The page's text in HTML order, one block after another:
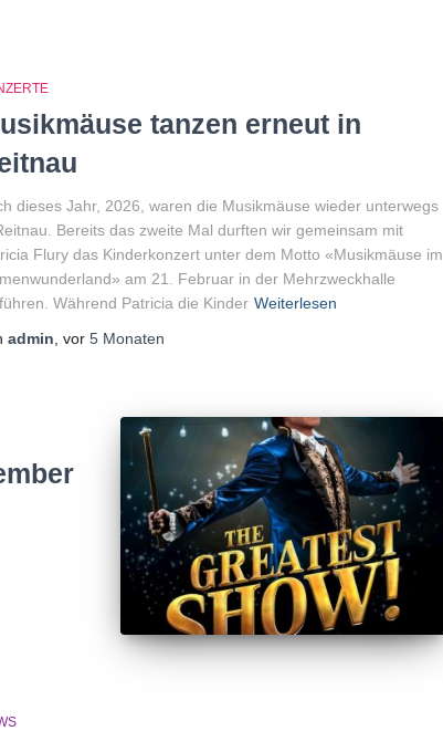
tanzen erneut in
dieses Jahr, 2026, waren die Musikmäuse wieder unterwegs
Bereits das zweite Mal durften wir gemeinsam mit
Flury das Kinderkonzert unter dem Motto «Musikmäuse im
am 21. Februar in der Mehrzweckhalle
Während Patricia die Kinder Weiterlesen
admin, vor 5 Monaten